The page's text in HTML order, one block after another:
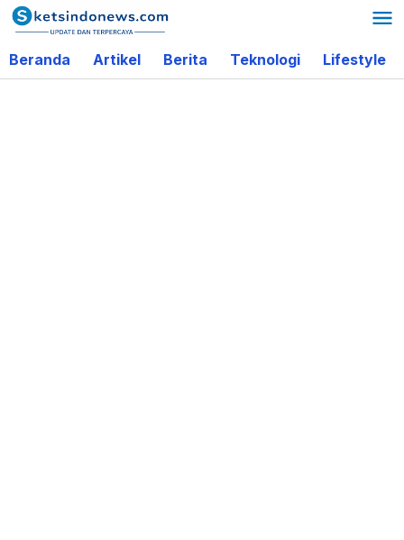
Lewati
ke
konten
Beranda Artikel Berita Teknologi Lifestyle